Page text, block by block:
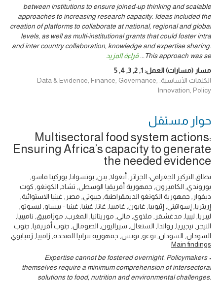
between institutions to ensure joined-up thinking and scalable
approaches to increasing research capacity. Ideas included the
creation of platforms to collaborate at national, regional and global
levels, as well as multi-institutional grants that could foster intra
and inter country collaboration, knowledge and expertise sharing.
This approach was se
... قراءة المزيد
مسار (مسارات) العمل:1
,
2
,
3
,
4
,
5
الكلمات الأساسية: Data & Evidence, Finance, Governance,
Innovation, Policy
حوار ‎مستقل
Multisectoral food system actions:
Ensuring Africa’s capacity to generate
the needed evidence
نطاق التركيز الجغرافي: الجزائر, أنغولا, بنن, بوتسوانا, بوركينا فاسو,
بوروندي, الكاميرون, جمهورية أفريقيا الوسطى, تشاد, الكونغو, كوت
ديفوار, جمهورية الكونغو الديمقراطية, جيبوتي, مصر, غينيا الاستوائية,
إريتريا, إسواتيني, إثيوبيا, غابون, غامبيا, غانا, غينيا, غينيا - بيساو, ليسوتو,
ليبريا, ليبيا, مدغشقر, ملاوي, مالي, موريتانيا, المغرب, موزامبيق, ناميبيا,
النيجر, نيجيريا, رواندا, السنغال, سيراليون, الصومال, جنوب أفريقيا, جنوب
السودان, السودان, توغو, تونس, جمهورية تنزانيا المتحدة, زامبيا, زمبابوي
Main findings
• Expertise cannot be fostered overnight. Policymakers
themselves require a minimum comprehension of intersectoral
solutions to food, nutrition and environmental challenges.